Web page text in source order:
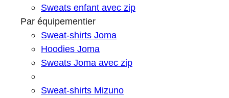
Sweats enfant avec zip
Par équipementier
Sweat-shirts Joma
Hoodies Joma
Sweats Joma avec zip
Sweat-shirts Mizuno